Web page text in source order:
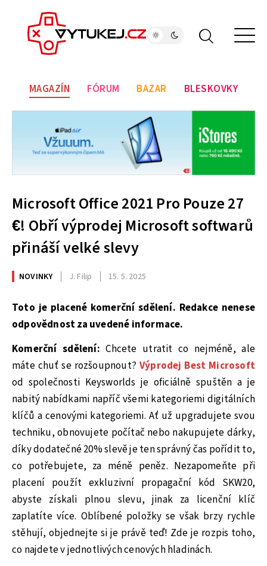
MAGAZÍN FÓRUM BAZAR BLESKOVKY
Microsoft Office 2021 Pro Pouze 27
€! Obří výprodej Microsoft softwarů
přináší velké slevy
NOVINKY J. Filip 15. 5. 2025
Toto je placené komerční sdělení. Redakce nenese
odpovědnost za uvedené informace.
Komerční sdělení:Chcete utratit co nejméně, ale
máte chuť se rozšoupnout? Výprodej Best Microsoft
od společnosti Keysworlds je oficiálně spuštěn a je
nabitý nabídkami napříč všemi kategoriemi digitálních
klíčů a cenovými kategoriemi. Ať už upgradujete svou
techniku, obnovujete počítač nebo nakupujete dárky,
díky dodatečné 20% slevě je ten správný čas pořídit to,
co potřebujete, za méně peněz. Nezapomeňte při
placení použít exkluzivní propagační kód SKW20,
abyste získali plnou slevu, jinak za licenční klíč
zaplatíte více. Oblíbené položky se však brzy rychle
stěhují, objednejte si je právě teď! Zde je rozpis toho,
co najdete v jednotlivých cenových hladinách.